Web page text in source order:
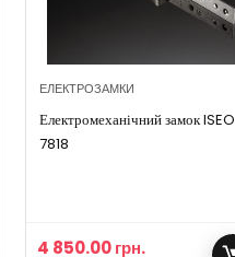
ЕЛЕКТРОЗАМКИ
Електромеханічний замок ISEO
7818
4 850.00грн.